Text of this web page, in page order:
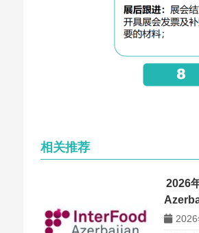
相关推荐
2026